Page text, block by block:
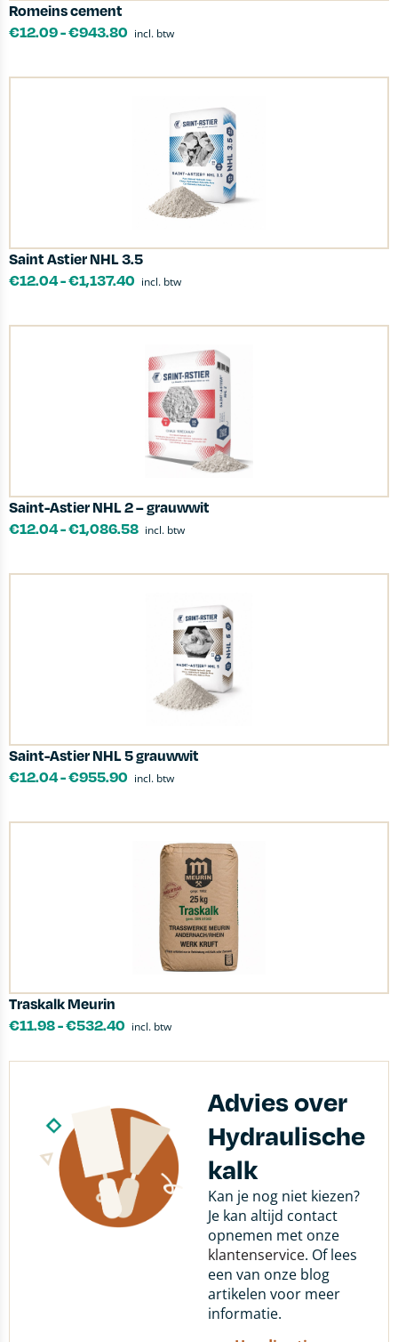
Romeins cement
€12.09-€943.80 incl. btw
Saint Astier NHL 3.5
€12.04-€1,137.40 incl. btw
Saint-Astier NHL 2 – grauwwit
€12.04-€1,086.58 incl. btw
Saint-Astier NHL 5 grauwwit
€12.04-€955.90 incl. btw
Traskalk Meurin
€11.98-€532.40 incl. btw
Advies over
Hydraulische
kalk
Kan je nog niet kiezen?
Je kan altijd contact
opnemen met onze
klantenservice. Of lees
een van onze blog
artikelen voor meer
informatie.